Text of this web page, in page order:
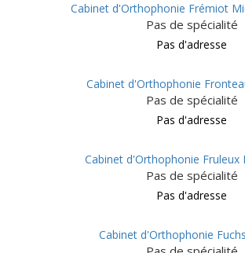
Cabinet d'Orthophonie Frémiot
Pas de spécialité
Pas d'adresse
Cabinet d'Orthophonie
Pas de spécialité
Pas d'adresse
Cabinet d'Orthophonie Fruleux
Pas de spécialité
Pas d'adresse
Cabinet d'Orthophonie